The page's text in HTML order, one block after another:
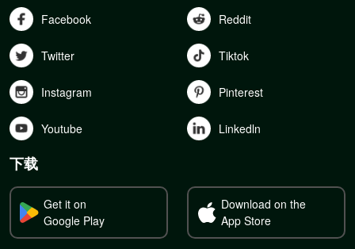
Facebook Reddit
Twitter Tiktok
Instagram Pinterest
Youtube Linkedln
下载
Get it on
Google Play
Download on the
App Store